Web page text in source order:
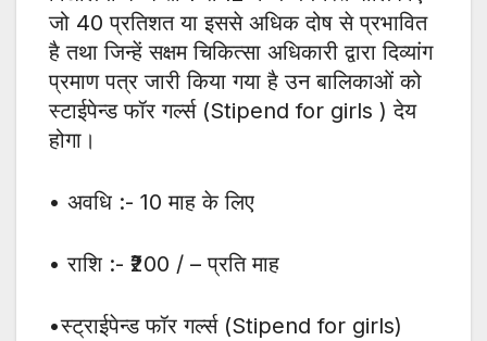
जो 40 प्रतिशत या इससे अधिक दोष से प्रभावित
है तथा जिन्हें सक्षम चिकित्सा अधिकारी द्वारा दिव्यांग
प्रमाण पत्र जारी किया गया है उन बालिकाओं को
स्टाईपेन्ड फॉर गर्ल्स (Stipend for girls ) देय
होगा।
• अवधि :- 10 माह के लिए
• राशि :- ₹200 / – प्रति माह
•स्ट्राईपेन्ड फॉर गर्ल्स (Stipend for girls)